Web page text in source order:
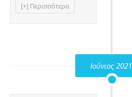
[+] Περισσότερα
Ιούνιος 2021